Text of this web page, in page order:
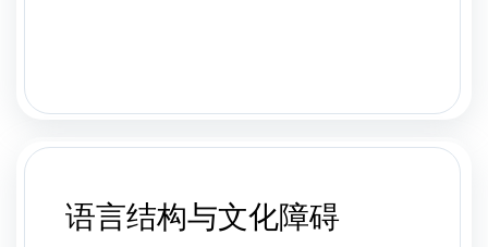
语言结构与文化障碍